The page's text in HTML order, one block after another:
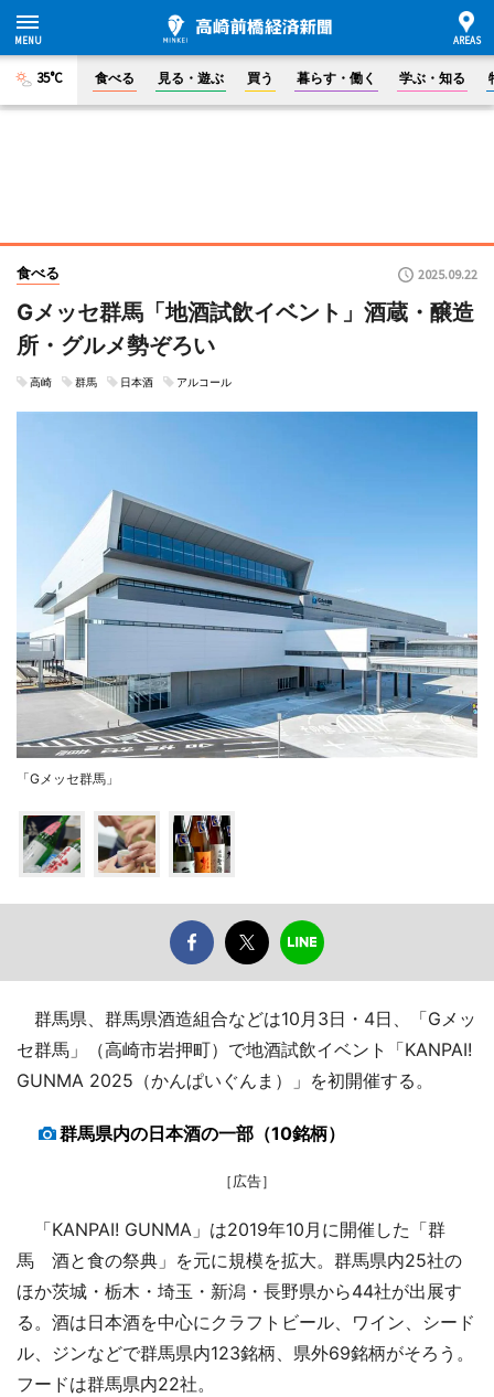
35°C 食べる 見る・遊ぶ 買う 暮らす・働く 学ぶ・知る
食べる 2025.09.22
Gメッセ群馬「地酒試飲イベント」酒蔵・醸造
所・グルメ勢ぞろい
高崎 群馬 日本酒 アルコール
「Gメッセ群馬」
群馬県、群馬県酒造組合などは10月3日・4日、「Gメッ
セ群馬」（高崎市岩押町）で地酒試飲イベント「KANPAI!
GUNMA 2025（かんぱいぐんま）」を初開催する。
群馬県内の日本酒の一部（10銘柄）
［広告］
「KANPAI! GUNMA」は2019年10月に開催した「群
馬 酒と食の祭典」を元に規模を拡大。群馬県内25社の
ほか茨城・栃木・埼玉・新潟・長野県から44社が出展す
る。酒は日本酒を中心にクラフトビール、ワイン、シード
ル、ジンなどで群馬県内123銘柄、県外69銘柄がそろう。
フードは群馬県内22社。